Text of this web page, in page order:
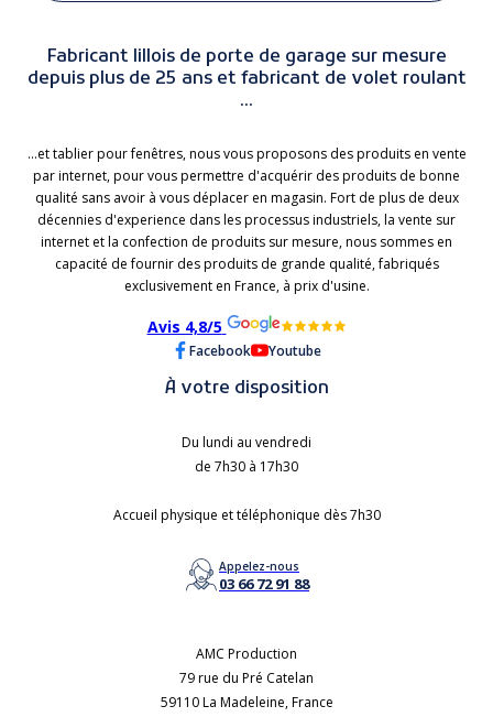
Fabricant lillois de porte de garage sur mesure
depuis plus de 25 ans et fabricant de volet roulant
...
...et tablier pour fenêtres, nous vous proposons des produits en vente
par internet, pour vous permettre d'acquérir des produits de bonne
qualité sans avoir à vous déplacer en magasin. Fort de plus de deux
décennies d'experience dans les processus industriels, la vente sur
internet et la confection de produits sur mesure, nous sommes en
capacité de fournir des produits de grande qualité, fabriqués
exclusivement en France, à prix d'usine.
Avis 4,8/5
Facebook Youtube
À votre disposition
Du lundi au vendredi
de 7h30 à 17h30
Accueil physique et téléphonique dès 7h30
Appelez-nous
03 66 72 91 88
AMC Production
79 rue du Pré Catelan
59110 La Madeleine, France